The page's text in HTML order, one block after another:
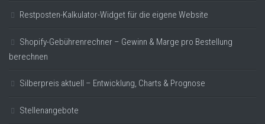
Restposten-Kalkulator-Widget für die eigene Website
Shopify-Gebührenrechner – Gewinn & Marge pro Bestellung
berechnen
Silberpreis aktuell – Entwicklung, Charts & Prognose
Stellenangebote